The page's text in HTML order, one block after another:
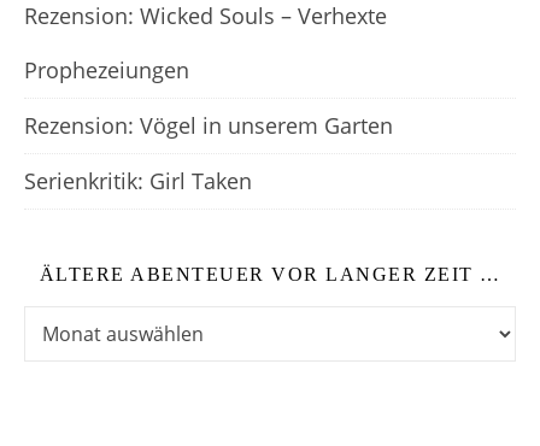
Rezension: Wicked Souls – Verhexte
Prophezeiungen
Rezension: Vögel in unserem Garten
Serienkritik: Girl Taken
ÄLTERE ABENTEUER VOR LANGER ZEIT …